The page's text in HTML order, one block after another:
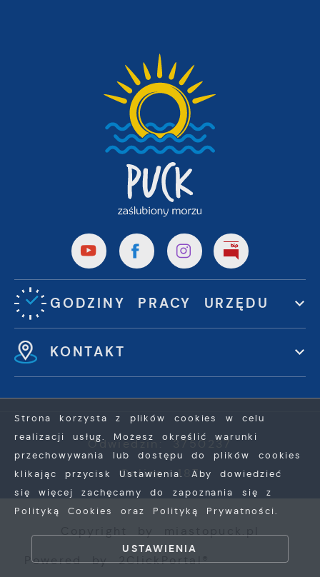
GODZINY PRACY URZĘDU
KONTAKT
Odwiedzin: 3750237
Online: 187
Powered by2ClickPortal®
Strona korzysta z plików cookies w celu
realizacji usług. Możesz określić warunki
przechowywania lub dostępu do plików cookies
klikając przycisk Ustawienia. Aby dowiedzieć
się więcej zachęcamy do zapoznania się z
Polityką Cookies oraz Polityką Prywatności.
USTAWIENIA
ZEZWÓL NA WSZYSTKIE